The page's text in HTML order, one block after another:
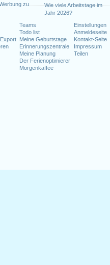
zu
Wie viele Arbeitstage im
Jahr 2026?
Teams
Todo list
Meine Geburtstage
Erinnerungszentrale
Meine Planung
Der Ferienoptimierer
Morgenkaffee
Einstellungen
Anmeldeseite
Kontakt-Seite
Impressum
Teilen